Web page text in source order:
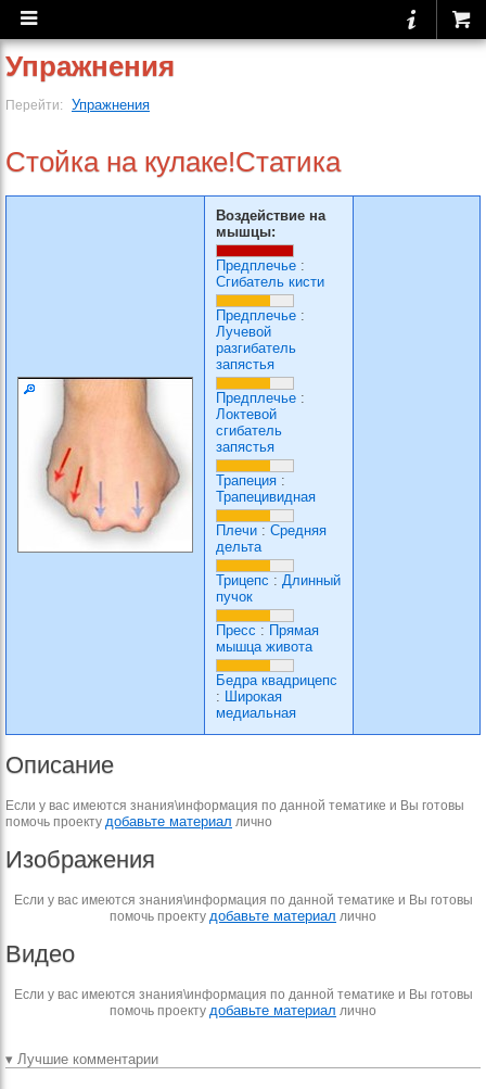
Упражнения
Перейти: Упражнения
Стойка на кулаке!Статика
Воздействие на
мышцы:
Предплечье :
Сгибатель кисти
Предплечье :
Лучевой
разгибатель
запястья
Предплечье :
Локтевой
сгибатель
запястья
Трапеция :
Трапецивидная
Плечи : Средняя
дельта
Трицепс : Длинный
пучок
Пресс : Прямая
мышца живота
Бедра квадрицепс
: Широкая
медиальная
Описание
Если у вас имеются знания\информация по данной тематике и Вы готовы
помочь проекту добавьте материал лично
Изображения
Если у вас имеются знания\информация по данной тематике и Вы готовы
помочь проекту добавьте материал лично
Видео
Если у вас имеются знания\информация по данной тематике и Вы готовы
помочь проекту добавьте материал лично
▾ Лучшие комментарии